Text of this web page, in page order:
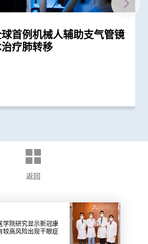
首例机械人辅助支气管镜
疗肺转移
混合手术室「经气管微波
治肺癌成亚太首例
合手术室」结合「电磁导
技术 实时影像追踪及抽
织 能诊治少至2毫米...
球专家共同牵头跨国肺癌
ALK阳性肺癌病人七年无
因异常而引起的肺癌...
调节因子在肿瘤微环境的
癌带来新的治疗靶点
国际肺癌研究团队发现
标靶治疗可延长晚期非
者的无恶化存活期逾一倍
功破解肺癌免疫抑制关键
性粒细胞」转化成新一代
国际肺癌团队测试免疫治
效 为转移性非小细胞肺
治疗方案
队领导肺癌研究 证实
为ALK阳性晚期非小细
疗
同韩国知名学府为肺癌免
工智能分析工具
现东亚地区肺癌发病率及
球
树锦教授成首位来自亚洲
球「肿瘤学巨人」称誉
球肺癌研究及治疗的杰...
欧洲肿瘤学会颁发「终身
第一人将晚期肺癌治疗
被誉为「肿瘤学传奇」
方案较常规治疗有效延长
存活期
界顶尖医学期刊推崇
阳性肺腺癌研究证实 新标
时标准疗法两倍
究 订治疗肺癌基因变异
改变全球肺腺癌治疗方向
药较有效治疗出现EML4-
的晚期肺腺癌病人
学基金肿瘤学教授莫树锦
「向肺癌宣战」
返回
学院研究显示新冠康
较高风险出现干眼症